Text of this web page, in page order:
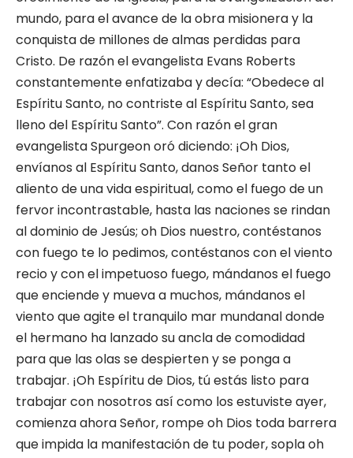
mundo, para el avance de la obra misionera y la
conquista de millones de almas perdidas para
Cristo. De razón el evangelista Evans Roberts
constantemente enfatizaba y decía: “Obedece al
Espíritu Santo, no contriste al Espíritu Santo, sea
lleno del Espíritu Santo”. Con razón el gran
evangelista Spurgeon oró diciendo: ¡Oh Dios,
envíanos al Espíritu Santo, danos Señor tanto el
aliento de una vida espiritual, como el fuego de un
fervor incontrastable, hasta las naciones se rindan
al dominio de Jesús; oh Dios nuestro, contéstanos
con fuego te lo pedimos, contéstanos con el viento
recio y con el impetuoso fuego, mándanos el fuego
que enciende y mueva a muchos, mándanos el
viento que agite el tranquilo mar mundanal donde
el hermano ha lanzado su ancla de comodidad
para que las olas se despierten y se ponga a
trabajar. ¡Oh Espíritu de Dios, tú estás listo para
trabajar con nosotros así como los estuviste ayer,
comienza ahora Señor, rompe oh Dios toda barrera
que impida la manifestación de tu poder, sopla oh